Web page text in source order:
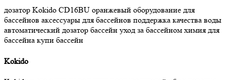
дозатор Kokido CD16BU оранжевый оборудование для
бассейнов аксессуары для бассейнов поддержка качества воды
автоматический дозатор бассейн уход за бассейном химия для
бассейна купи бассейн
Kokido